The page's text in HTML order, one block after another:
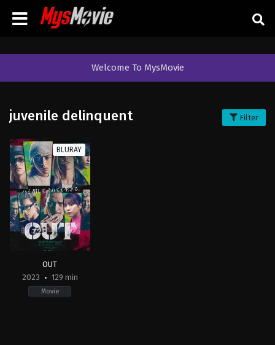
Welcome To MysMovie
juvenile delinquent Filter
BLURAY
OUT
2023
129 min
Movie